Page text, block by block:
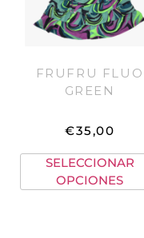
FRUFRU FLUO
GREEN
€35,00
SELECCIONAR
OPCIONES